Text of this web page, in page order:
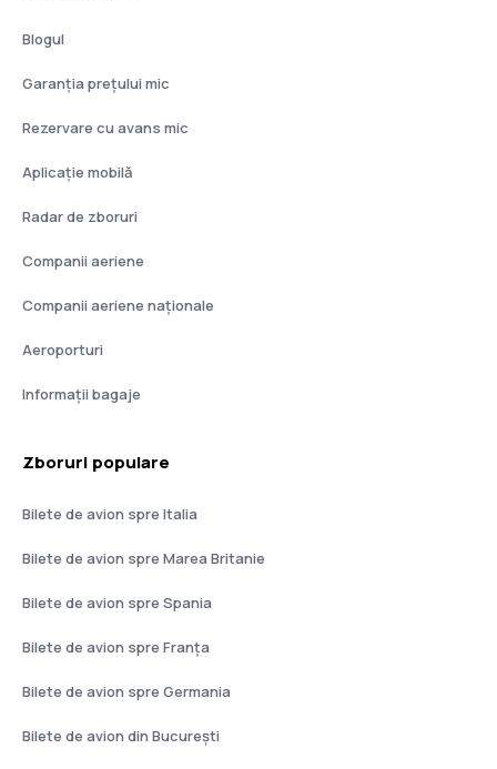
Blogul
Garanția prețului mic
Rezervare cu avans mic
Aplicație mobilă
Radar de zboruri
Companii aeriene
Companii aeriene naţionale
Aeroporturi
Informații bagaje
Zboruri populare
Bilete de avion spre Italia
Bilete de avion spre Marea Britanie
Bilete de avion spre Spania
Bilete de avion spre Franţa
Bilete de avion spre Germania
Bilete de avion din București